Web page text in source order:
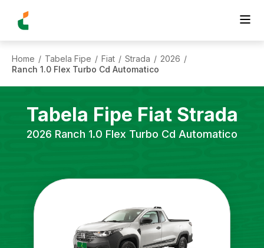
Home / Tabela Fipe / Fiat / Strada / 2026 /
Ranch 1.0 Flex Turbo Cd Automatico
Tabela Fipe Fiat Strada
2026 Ranch 1.0 Flex Turbo Cd Automatico